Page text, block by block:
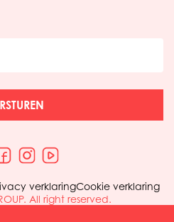
All right reserved.
verklaringCookie verklaring